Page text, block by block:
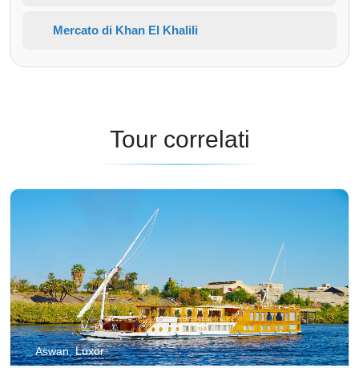
Mercato di Khan El Khalili
Tour correlati
Aswan, Luxor